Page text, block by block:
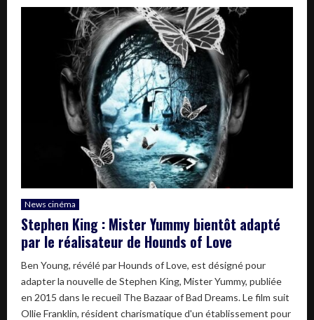
News cinéma
Stephen King : Mister Yummy bientôt adapté
par le réalisateur de Hounds of Love
Ben Young, révélé par Hounds of Love, est désigné pour
adapter la nouvelle de Stephen King, Mister Yummy, publiée
en 2015 dans le recueil The Bazaar of Bad Dreams. Le film suit
Ollie Franklin, résident charismatique d'un établissement pour